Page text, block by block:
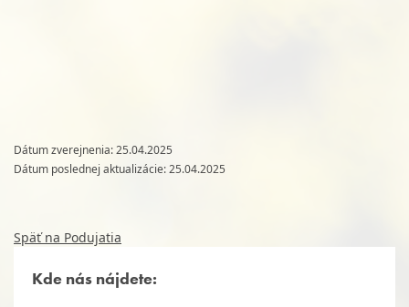
Dátum zverejnenia: 25.04.2025
Dátum poslednej aktualizácie: 25.04.2025
Späť na Podujatia
Kde nás nájdete: